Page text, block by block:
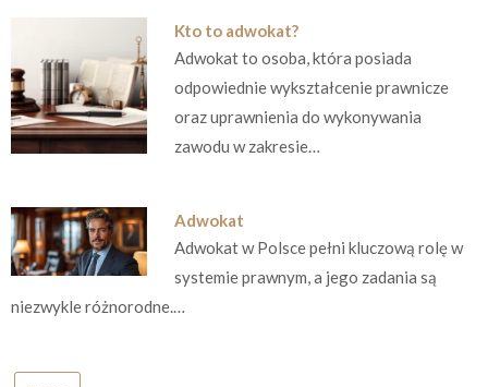
Kto to adwokat?
Adwokat to osoba, która posiada
odpowiednie wykształcenie prawnicze
oraz uprawnienia do wykonywania
zawodu w zakresie…
Adwokat
Adwokat w Polsce pełni kluczową rolę w
systemie prawnym, a jego zadania są
niezwykle różnorodne.…